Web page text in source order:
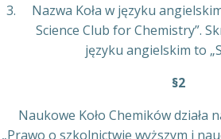
Nazwa Koła w języku
Science Club for Chemistry”.
języku angielskim to
§2
Naukowe Koło Chemików działa
„Prawo o szkolnictwie wyższym i